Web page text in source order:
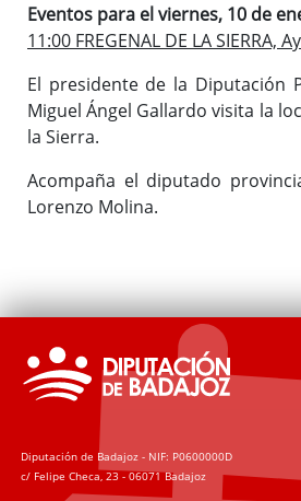
Eventos para el viernes, 10 de
11:00 FREGENAL DE LA SIERRA,
El presidente de la Diputación
Miguel Ángel Gallardo visita la
la Sierra.
Acompaña el diputado
Lorenzo Molina.
Diputación de Badajoz - NIF: P0600000D
c/ Felipe Checa, 23 - 06071 Badajoz